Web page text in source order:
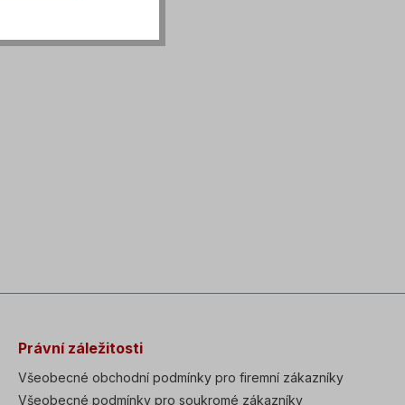
Právní záležitosti
Všeobecné obchodní podmínky pro firemní zákazníky
Všeobecné podmínky pro soukromé zákazníky